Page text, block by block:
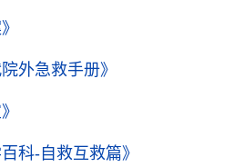
院外急救手册》
科-自救互救篇》